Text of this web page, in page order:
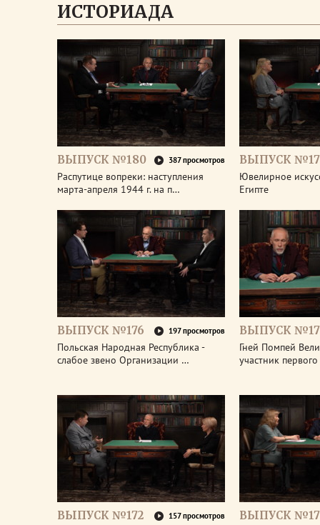
ИСТОРИАДА
ВЫПУСК №180 387 просмотров
Распутице вопреки: наступления
марта-апреля 1944 г. на п…
ВЫПУСК
Ювелирное
Египте
ВЫПУСК №176 197 просмотров
Польская Народная Республика -
слабое звено Организации …
ВЫПУСК
Гней Помпей
участник
ВЫПУСК №172 157 просмотров ВЫПУСК